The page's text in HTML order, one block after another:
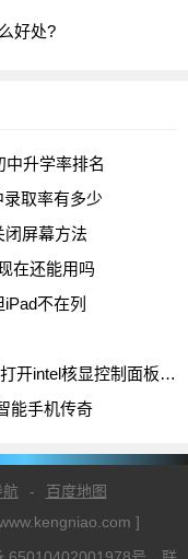
好处?
中升学率排名
取率有多少
闭屏幕方法
在还能用吗
不在列
核显控制面板的方法
能手机传奇
航 -
百度地图
]